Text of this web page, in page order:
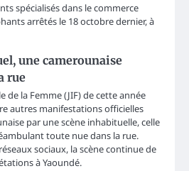
spécialisés dans le commerce
arrêtés le 18 octobre dernier, à
une camerounaise
rue
de la Femme (JIF) de cette année
autres manifestations officielles
par une scène inhabituelle, celle
toute nue dans la rue.
sociaux, la scène continue de
à Yaoundé.